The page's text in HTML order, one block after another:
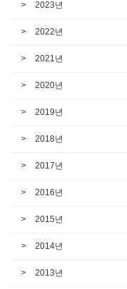
2023년
2022년
2021년
2020년
2019년
2018년
2017년
2016년
2015년
2014년
2013년